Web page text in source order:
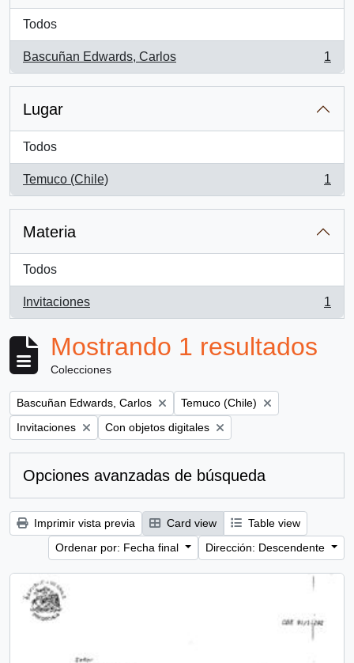
Todos
Bascuñan Edwards, Carlos
, 1 resultados
1
Lugar
Todos
Temuco (Chile)
, 1 resultados
1
Materia
Todos
Invitaciones
, 1 resultados
1
Mostrando 1 resultados
Colecciones
Remove filter:
Bascuñan Edwards, Carlos Remove filter:
Temuco (Chile)
Remove filter:
Invitaciones Remove filter:
Con objetos digitales
Opciones avanzadas de búsqueda
Imprimir vista previa Card view
Table view
Ordenar por: Fecha final
Dirección: Descendente